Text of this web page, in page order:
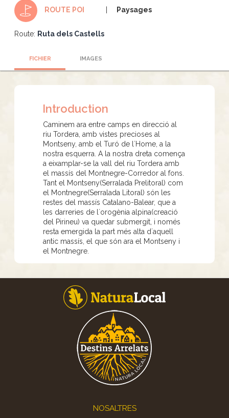
ROUTE POI Paysages
Route: Ruta dels Castells
FICHIER IMAGES
Introduction
Caminem ara entre camps en direcció al
riu Tordera, amb vistes precioses al
Montseny, amb el Turó de l´Home, a la
nostra esquerra. A la nostra dreta comença
a eixamplar-se la vall del riu Tordera amb
el massís del Montnegre-Corredor al fons.
Tant el Montseny(Serralada Prelitoral) com
el Montnegre(Serralada Litoral) són les
restes del massís Catalano-Balear, que a
les darreries de l´orogènia alpina(creació
del Pirineu) va quedar submergit, i només
resta emergida la part més alta d´aquell
antic massís, el que són ara el Montseny i
el Montnegre.
NOSALTRES